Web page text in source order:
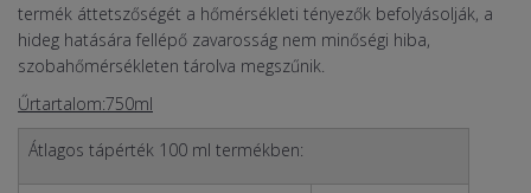
termék áttetszőségét a hőmérsékleti tényezők befolyásolják, a
hideg hatására fellépő zavarosság nem minőségi hiba,
szobahőmérsékleten tárolva megszűnik.
Űrtartalom:750ml
Átlagos tápérték 100 ml termékben: